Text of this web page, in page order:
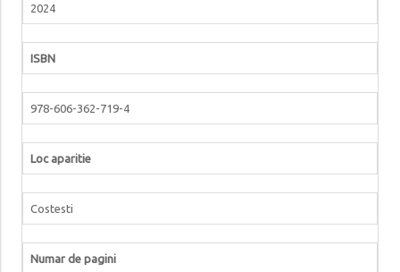
2024
ISBN
978-606-362-719-4
Loc aparitie
Costesti
Numar de pagini